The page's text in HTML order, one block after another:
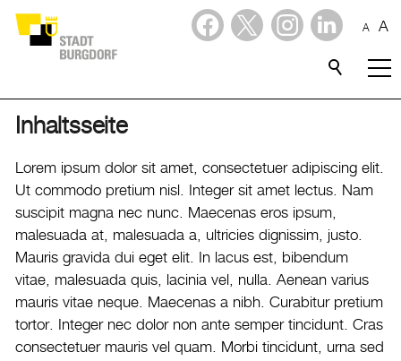
A A
Stadtporträt
Verwaltung & Politik
Wirtschaft
Aktuelles
Burgdorf baut
Home
Inhaltsseite
Lorem ipsum dolor sit amet, consectetuer adipiscing elit.
Ut commodo pretium nisl. Integer sit amet lectus. Nam
suscipit magna nec nunc. Maecenas eros ipsum,
malesuada at, malesuada a, ultricies dignissim, justo.
Mauris gravida dui eget elit. In lacus est, bibendum
vitae, malesuada quis, lacinia vel, nulla. Aenean varius
mauris vitae neque. Maecenas a nibh. Curabitur pretium
tortor. Integer nec dolor non ante semper tincidunt. Cras
consectetuer mauris vel quam. Morbi tincidunt, urna sed